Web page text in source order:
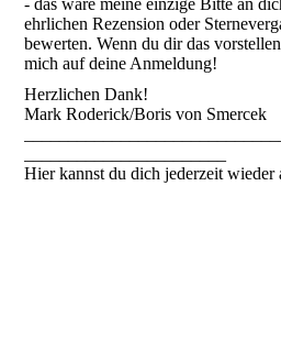
- das wäre meine einzige Bitte an
ehrlichen Rezension oder
bewerten. Wenn du dir das
mich auf deine Anmeldung!
Herzlichen Dank!
Mark Roderick/Boris von Smercek
Hier kannst du dich jederzeit wieder